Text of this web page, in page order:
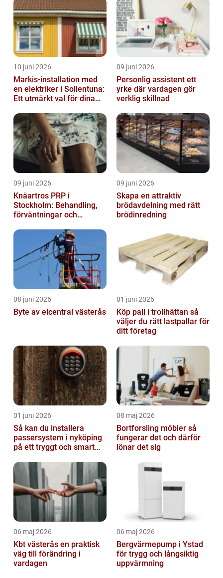
10 juni 2026
Markis-installation med
en elektriker i Sollentuna:
Ett utmärkt val för dina
09 juni 2026
Personlig assistent ett
yrke där vardagen gör
verklig skillnad
09 juni 2026
Knäartros PRP i
Stockholm: Behandling,
förväntningar och
09 juni 2026
Skapa en attraktiv
brödavdelning med rätt
brödinredning
08 juni 2026
Byte av elcentral västerås
01 juni 2026
Köp pall i trollhättan så
väljer du rätt lastpallar för
ditt företag
01 juni 2026
Så kan du installera
passersystem i nyköping
på ett tryggt och smart
08 maj 2026
Bortforsling möbler så
fungerar det och därför
lönar det sig
06 maj 2026
Kbt västerås en praktisk
väg till förändring i
vardagen
06 maj 2026
Bergvärmepump i Ystad
för trygg och långsiktig
uppvärmning